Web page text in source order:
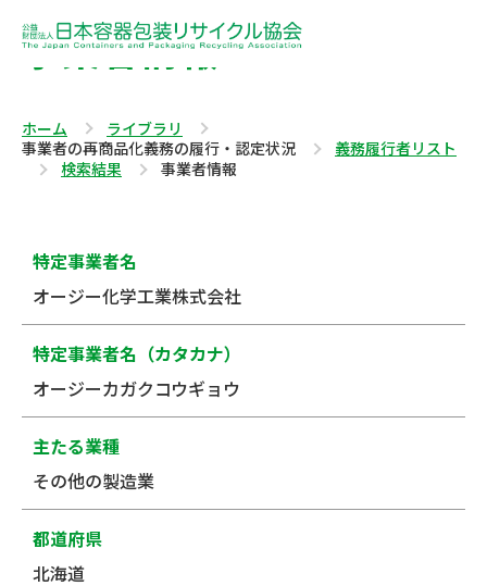
事業者情報
ホーム
ライブラリ
事業者の再商品化義務の履行・認定状況
義務履行者リスト
検索結果
事業者情報
特定事業者名
オージー化学工業株式会社
特定事業者名（カタカナ）
オージーカガクコウギョウ
主たる業種
その他の製造業
都道府県
北海道